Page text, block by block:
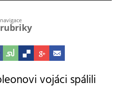
navigace
rubriky
astro
vesmír
projekty vojáci spálili